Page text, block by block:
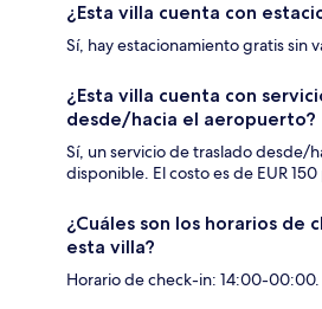
¿Esta villa cuenta con
Sí, hay estacionamiento gratis sin
¿Esta villa cuenta con
desde/hacia el aeropuerto?
Sí, un servicio de traslado desde/
disponible. El costo es de EUR
¿Cuáles son los horarios de
esta villa?
Horario de check-in: 14:00-